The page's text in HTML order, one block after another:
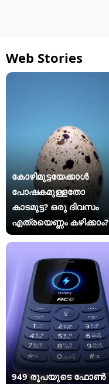
Web Stories
കോഴിമുട്ടയേക്കാൾ
പോഷകമുള്ളതോ
കാടമുട്ട? ഒരു ദിവസം
എത്രയെണ്ണം കഴിക്കാം?
949 രൂപയുടെ ഫോൺ